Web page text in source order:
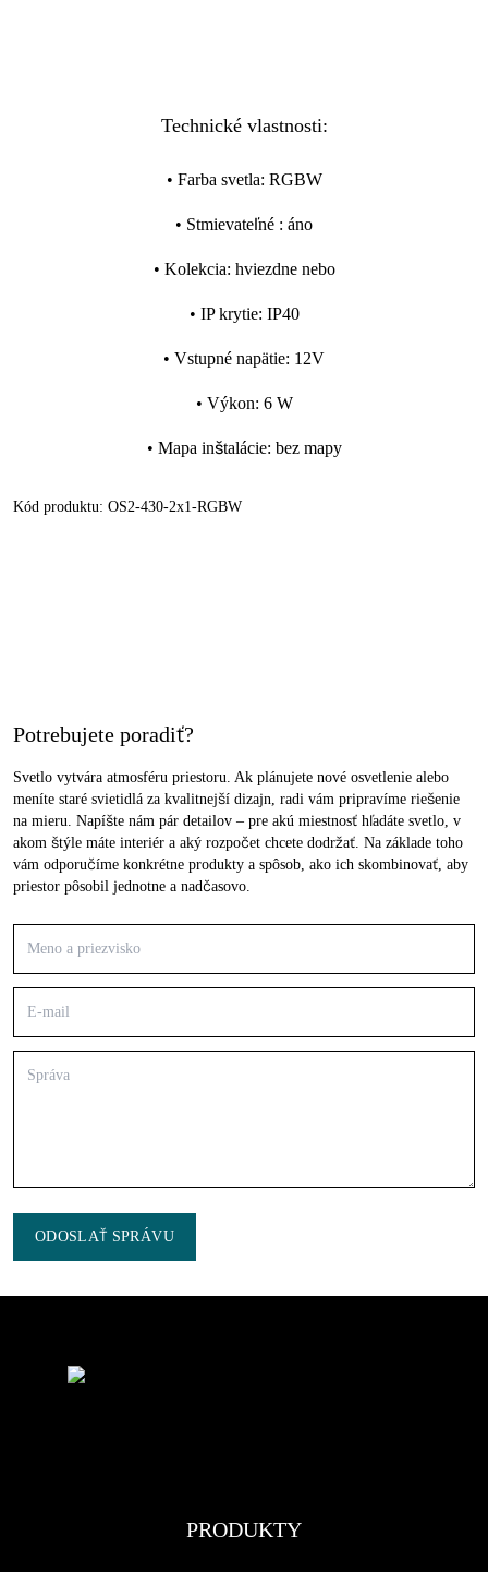
Technické vlastnosti:
• Farba svetla: RGBW
• Stmievateľné : áno
• Kolekcia: hviezdne nebo
• IP krytie: IP40
• Vstupné napätie: 12V
• Výkon: 6 W
• Mapa inštalácie: bez mapy
Kód produktu: OS2-430-2x1-RGBW
Potrebujete poradiť?
Svetlo vytvára atmosféru priestoru. Ak plánujete nové osvetlenie alebo
meníte staré svietidlá za kvalitnejší dizajn, radi vám pripravíme riešenie
na mieru. Napíšte nám pár detailov – pre akú miestnosť hľadáte svetlo, v
akom štýle máte interiér a aký rozpočet chcete dodržať. Na základe toho
vám odporučíme konkrétne produkty a spôsob, ako ich skombinovať, aby
priestor pôsobil jednotne a nadčasovo.
ODOSLAŤ SPRÁVU
PRODUKTY